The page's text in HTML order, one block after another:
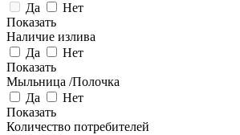
Да
Нет
Показать
Наличие излива
Да
Нет
Показать
Мыльница /Полочка
Да
Нет
Показать
Количество потребителей